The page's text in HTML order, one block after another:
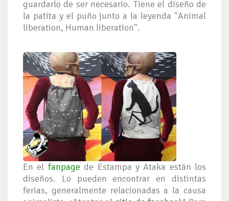
guardarlo de ser necesario. Tiene el diseño de
la patita y el puño junto a la leyenda "Animal
liberation, Human liberation".
En el fanpage de Estampa y Ataka están los
diseños. Lo pueden encontrar en distintas
ferias, generalmente relacionadas a la causa